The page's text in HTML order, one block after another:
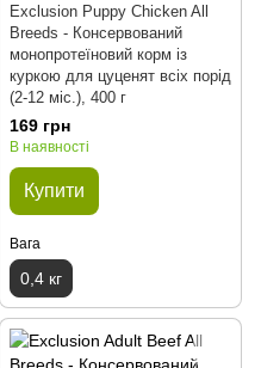
Exclusion Puppy Chicken All
Breeds - Консервований
монопротеїновий корм із
куркою для цуценят всіх порід
(2-12 міс.), 400 г
169 грн
В наявності
Купити
Вага
0,4 кг